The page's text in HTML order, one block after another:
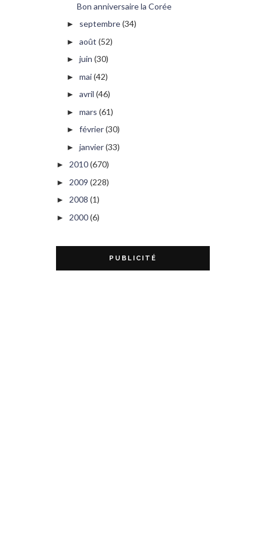
Bon anniversaire la Corée
► septembre(34)
► août (52)
► juin (30)
► mai(42)
► avril (46)
► mars (61)
► février(30)
► janvier(33)
► 2010(670)
► 2009 (228)
► 2008 (1)
► 2000(6)
PUBLICITÉ